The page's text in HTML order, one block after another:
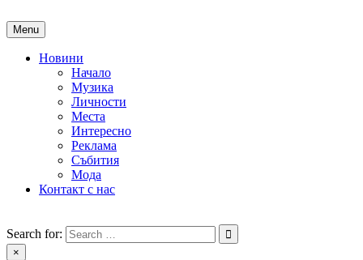
to
content
Menu
Новини
Начало
Музика
Личности
Места
Интересно
Реклама
Събития
Мода
Контакт с нас
People of Bulgaria
За хората на България
Search for:
×